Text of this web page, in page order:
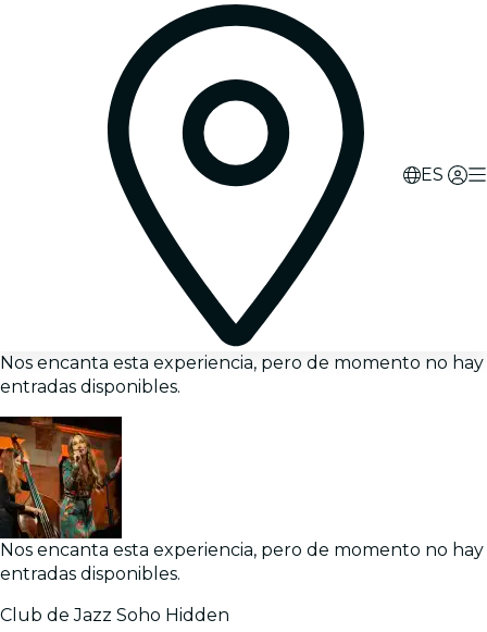
ES
Nos encanta esta experiencia, pero de momento no hay
entradas disponibles.
Nos encanta esta experiencia, pero de momento no hay
entradas disponibles.
Club de Jazz Soho Hidden